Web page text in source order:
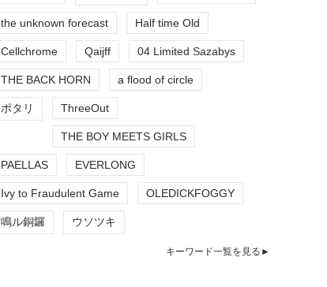
the unknown forecast Half time Old
Cellchrome Qaijff 04 Limited Sazabys
THE BACK HORN a flood of circle
ポタリ ThreeOut
THE BOY MEETS GIRLS
PAELLAS EVERLONG
Ivy to Fraudulent Game OLEDICKFOGGY
鳴ル銅鑼 ウソツキ
キーワード一覧を見る►